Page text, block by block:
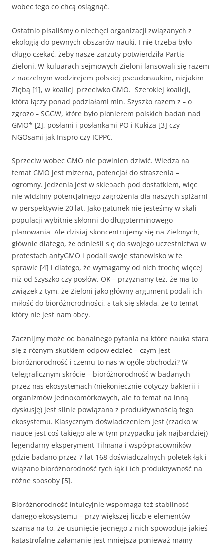
wobec tego co chcą osiągnąć.
Ostatnio pisaliśmy o niechęci organizacji związanych z
ekologią do pewnych obszarów nauki. I nie trzeba było
długo czekać, żeby nasze zarzuty potwierdziła Partia
Zieloni. W kuluarach sejmowych Zieloni lansowali się razem
z naczelnym wodzirejem polskiej pseudonaukim, niejakim
Ziębą [1], w koalicji przeciwko GMO. Szerokiej koalicji,
która łączy ponad podziałami min. Szyszko razem z – o
zgrozo – SGGW, które było pionierem polskich badań nad
GMO* [2], posłami i posłankami PO i Kukiza [3] czy
NGOsami jak Inspro czy ICPPC.
Sprzeciw wobec GMO nie powinien dziwić. Wiedza na
temat GMO jest mizerna, potencjał do straszenia –
ogromny. Jedzenia jest w sklepach pod dostatkiem, więc
nie widzimy potencjalnego zagrożenia dla naszych spiżarni
w perspektywie 20 lat. Jako gatunek nie jesteśmy w skali
populacji wybitnie skłonni do długoterminowego
planowania. Ale dzisiaj skoncentrujemy się na Zielonych,
głównie dlatego, że odnieśli się do swojego uczestnictwa w
protestach antyGMO i podali swoje stanowisko w te
sprawie [4] i dlatego, że wymagamy od nich trochę więcej
niż od Szyszko czy posłów. OK – przyznamy też, że ma to
związek z tym, że Zieloni jako główny argument podali ich
miłość do bioróżnorodności, a tak się składa, że to temat
który nie jest nam obcy.
Zacznijmy może od banalnego pytania na które nauka stara
się z różnym skutkiem odpowiedzieć – czym jest
bioróżnorodność i czemu to nas w ogóle obchodzi? W
telegraficznym skrócie – bioróżnorodność w badanych
przez nas ekosystemach (niekoniecznie dotyczy bakterii i
organizmów jednokomórkowych, ale to temat na inną
dyskusję) jest silnie powiązana z produktywnością tego
ekosystemu. Klasycznym doświadczeniem jest (rzadko w
nauce jest coś takiego ale w tym przypadku jak najbardziej)
legendarny eksperyment Tilmana i współpracowników
gdzie badano przez 7 lat 168 doświadczalnych poletek łąk i
wiązano bioróżnorodność tych łąk i ich produktywność na
różne sposoby [5].
Bioróżnorodność intuicyjnie wspomaga też stabilność
danego ekosystemu – przy większej liczbie elementów
szansa na to, że usunięcie jednego z nich spowoduje jakieś
katastrofalne załamanie jest mniejsza ponieważ mamy